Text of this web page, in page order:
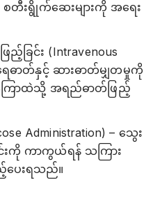
တီးရွိုက်ဆေးများကို အရေး
ခြင်း (Intravenous
ေဓာတ်နှင့် ဆားဓာတ်မျှတမှုကို
ြောထဲသို့ အရည်ဓာတ်ဖြည့်
Administration) – သွေး
င်းကို ကာကွယ်ရန် သကြား
ပေးရသည်။